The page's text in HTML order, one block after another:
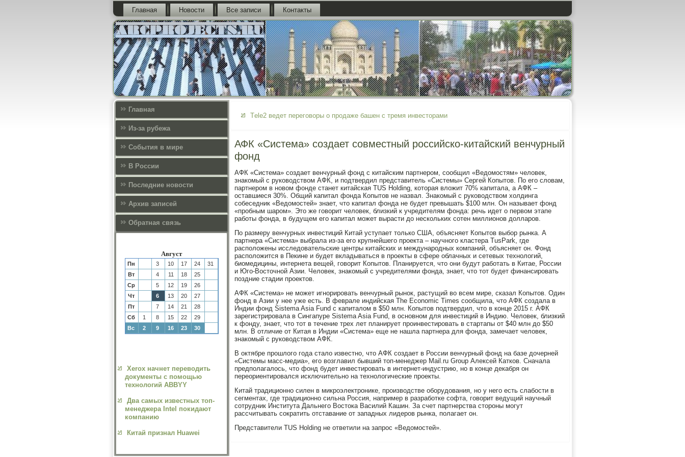
Главная Новости Все записи Контакты
Главная
Из-за рубежа
События в мире
В России
Последние новости
Архив записей
Обратная связь
Август
Пн 3 10 17 24
31
Вт
4 11 18
25
Ср
5 12 19
26
Чт
6 13 20
27
Пт
7 14 21
28
Сб
1 8 15 22
29
Вс
2 9 16 23 30
Xerox начнет переводить
документы с помощью
технологий ABBYY
Два самых известных топ-
менеджера Intel покидают
компанию
Китай признал Huawei
Тele2 ведет переговоры о продаже башен с тремя инвесторами
АФК «Система» создает совместный российско-китайский венчурный
фонд
АФК «Система» создает венчурный фонд с китайским партнером, сообщил «Ведомостям» человек,
знакомый с руководством АФК, и подтвердил представитель «Системы» Сергей Копытов. По его словам,
партнером в новом фонде станет китайская TUS Holding, которая вложит 70% капитала, а АФК –
оставшиеся 30%. Общий капитал фонда Копытов не назвал. Знакомый с руководством холдинга
собеседник «Ведомостей» знает, что капитал фонда не будет превышать $100 млн. Он называет фонд
«пробным шаром». Это же говорит человек, близкий к учредителям фонда: речь идет о первом этапе
работы фонда, в будущем его капитал может вырасти до нескольких сотен миллионов долларов.
По размеру венчурных инвестиций Китай уступает только США, объясняет Копытов выбор рынка. А
партнера «Система» выбрала из-за его крупнейшего проекта – научного кластера TusPark, где
расположены исследовательские центры китайских и международных компаний, объясняет он. Фонд
расположится в Пекине и будет вкладываться в проекты в сфере облачных и сетевых технологий,
биомедицины, интернета вещей, говорит Копытов. Планируется, что они будут работать в Китае, России
и Юго-Восточной Азии. Человек, знакомый с учредителями фонда, знает, что тот будет финансировать
поздние стадии проектов.
АФК «Система» не может игнорировать венчурный рынок, растущий во всем мире, сказал Копытов. Один
фонд в Азии у нее уже есть. В феврале индийская The Economic Times сообщила, что АФК создала в
Индии фонд Sistema Asia Fund с капиталом в $50 млн. Копытов подтвердил, что в конце 2015 г. АФК
зарегистрировала в Сингапуре Sistema Asia Fund, в основном для инвестиций в Индию. Человек, близкий
к фонду, знает, что тот в течение трех лет планирует проинвестировать в стартапы от $40 млн до $50
млн. В отличие от Китая в Индии «Система» еще не нашла партнера для фонда, замечает человек,
знакомый с руководством АФК.
В октябре прошлого года стало известно, что АФК создает в России венчурный фонд на базе дочерней
«Системы масс-медиа», его возглавил бывший топ-менеджер Mail.ru Group Алексей Катков. Сначала
предполагалось, что фонд будет инвестировать в интернет-индустрию, но в конце декабря он
переориентировался исключительно на технологические проекты.
Китай традиционно силен в микроэлектронике, производстве оборудования, но у него есть слабости в
сегментах, где традиционно сильна Россия, например в разработке софта, говорит ведущий научный
сотрудник Института Дальнего Востока Василий Кашин. За счет партнерства стороны могут
рассчитывать сократить отставание от западных лидеров рынка, полагает он.
Представители TUS Holding не ответили на запрос «Ведомостей».